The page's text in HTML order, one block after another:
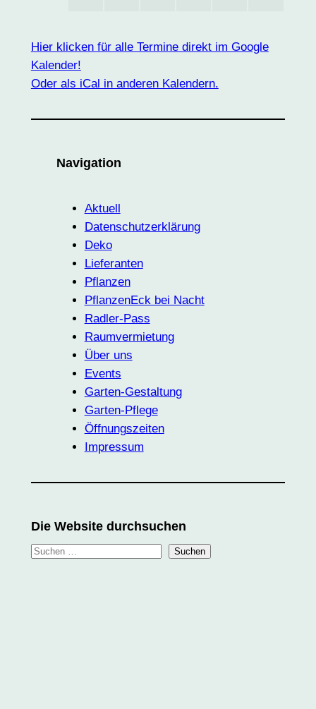
Hier klicken für alle Termine direkt im Google
Kalender!
Oder als iCal in anderen Kalendern.
Navigation
Aktuell
Datenschutzerklärung
Deko
Lieferanten
Pflanzen
PflanzenEck bei Nacht
Radler-Pass
Raumvermietung
Über uns
Events
Garten-Gestaltung
Garten-Pflege
Öffnungszeiten
Impressum
Die Website durchsuchen
S
Suchen